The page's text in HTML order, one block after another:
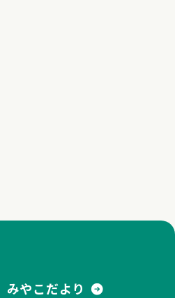
みやこだより